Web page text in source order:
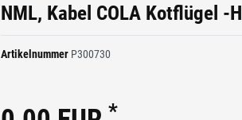
NML, Kabel COLA Kotflügel -H
Artikelnummer P300730
*